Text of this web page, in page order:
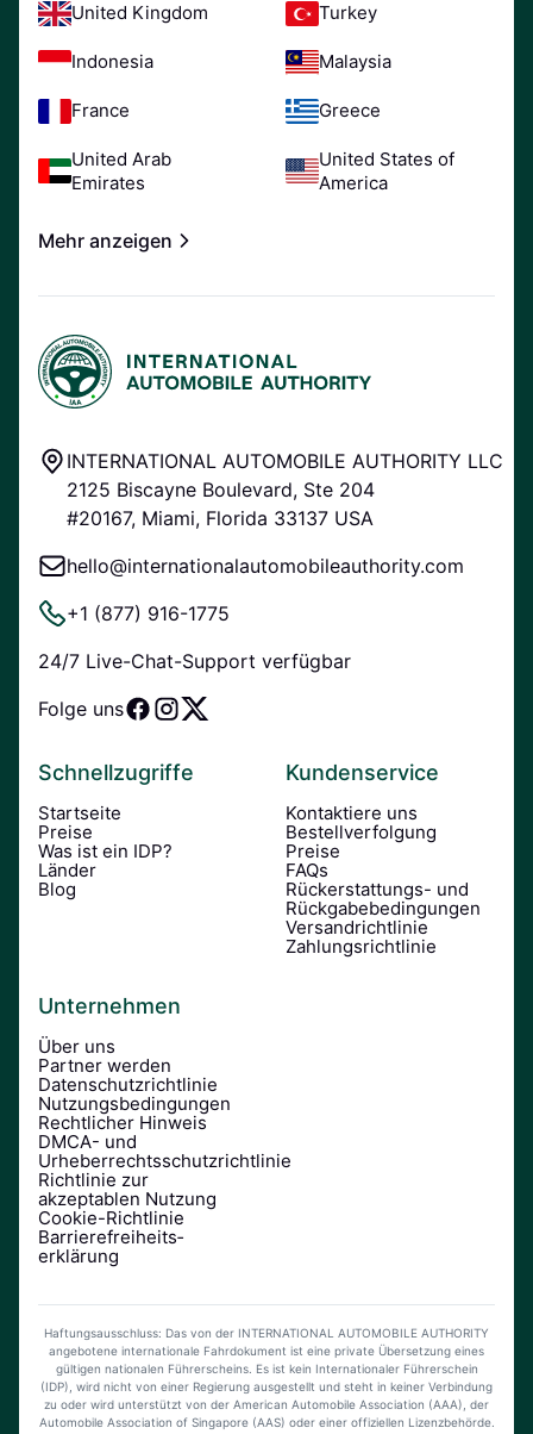
United Kingdom Turkey
Indonesia Malaysia
France Greece
United Arab
Emirates
United States of
America
Mehr anzeigen
INTERNATIONAL AUTOMOBILE AUTHORITY LLC
2125 Biscayne Boulevard, Ste 204
#20167, Miami, Florida 33137 USA
hello@internationalautomobileauthority.com
+1 (877) 916-1775
24/7 Live-Chat-Support verfügbar
Folge uns
Schnellzugriffe
Startseite
Preise
Was ist ein IDP?
Länder
Blog
Kundenservice
Kontaktiere uns
Bestellverfolgung
Preise
FAQs
Rückerstattungs- und
Rückgabebedingungen
Versandrichtlinie
Zahlungsrichtlinie
Unternehmen
Über uns
Partner werden
Datenschutzrichtlinie
Nutzungsbedingungen
Rechtlicher Hinweis
DMCA- und
Urheberrechtsschutzrichtlinie
Richtlinie zur
akzeptablen Nutzung
Cookie-Richtlinie
Barrierefreiheits­
erklärung
Haftungsausschluss: Das von der INTERNATIONAL AUTOMOBILE AUTHORITY
angebotene internationale Fahrdokument ist eine private Übersetzung eines
gültigen nationalen Führerscheins. Es ist kein Internationaler Führerschein
(IDP), wird nicht von einer Regierung ausgestellt und steht in keiner Verbindung
zu oder wird unterstützt von der American Automobile Association (AAA), der
Automobile Association of Singapore (AAS) oder einer offiziellen Lizenzbehörde.